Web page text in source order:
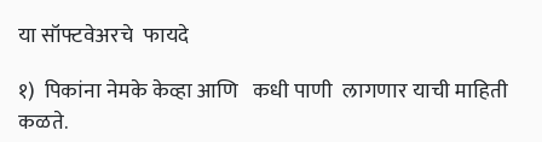
या सॉफ्टवेअरचे फायदे
१) पिकांना नेमके केव्हा आणि कधी पाणी लागणार याची माहिती
कळते.